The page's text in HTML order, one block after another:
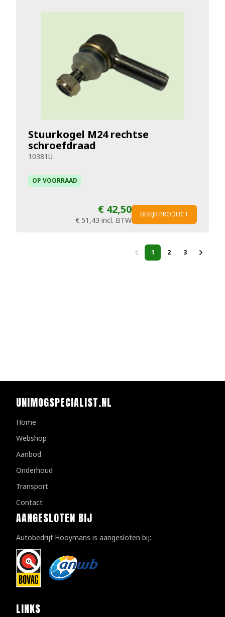
Stuurkogel M24 rechtse
schroefdraad
10381U
OP VOORRAAD
€ 42,50
€ 51,43 incl. BTW
BEKIJK PRODUCT
1 2 3
UNIMOGSPECIALIST.NL
Home
Webshop
Aanbod
Onderhoud
Transport
Contact
AANGESLOTEN BIJ
Autobedrijf Hooymans is aangesloten bij:
LINKS